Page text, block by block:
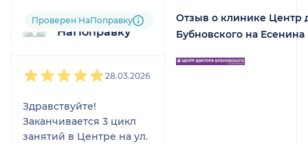
Пользователь
НаПоправку
Проверен НаПоправку
28.03.2026
Здравствуйте!
Заканчивается 3 цикл
занятий в Центре на ул.
Отзыв о клинике Центр
Бубновского на Есенина